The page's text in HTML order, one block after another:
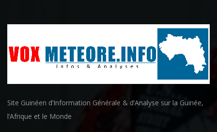
Site Guinéen d’Information Générale & d’Analyse sur la Guinée,
l’Afrique et le Monde